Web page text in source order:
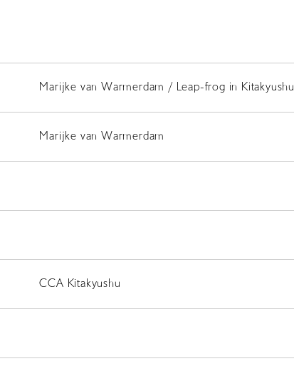
Marijke van Warmerdam / Leap-frog in Kitakyushu
Marijke van Warmerdam
CCA Kitakyushu